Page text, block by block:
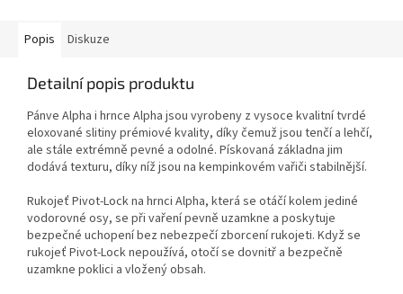
Popis Diskuze
Detailní popis produktu
Pánve Alpha i hrnce Alpha jsou vyrobeny z vysoce kvalitní tvrdé
eloxované slitiny prémiové kvality, díky čemuž jsou tenčí a lehčí,
ale stále extrémně pevné a odolné. Pískovaná základna jim
dodává texturu, díky níž jsou na kempinkovém vařiči stabilnější.
Rukojeť Pivot-Lock na hrnci Alpha, která se otáčí kolem jediné
vodorovné osy, se při vaření pevně uzamkne a poskytuje
bezpečné uchopení bez nebezpečí zborcení rukojeti. Když se
rukojeť Pivot-Lock nepoužívá, otočí se dovnitř a bezpečně
uzamkne poklici a vložený obsah.